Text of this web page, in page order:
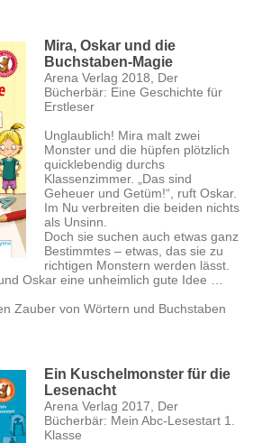
Mira, Oskar und die
Buchstaben-Magie
Arena Verlag 2018, Der
Bücherbär: Eine Geschichte für
Erstleser
Unglaublich! Mira malt zwei
Monster und die hüpfen plötzlich
quicklebendig durchs
Klassenzimmer. „Das sind
Geheuer und Getüm!“, ruft Oskar.
Im Nu verbreiten die beiden nichts
als Unsinn.
Doch sie suchen auch etwas ganz
Bestimmtes – etwas, das sie zu
richtigen Monstern werden lässt.
Oskar eine unheimlich gute Idee …
Zauber von Wörtern und Buchstaben
Ein Kuschelmonster für die
Lesenacht
Arena Verlag 2017, Der
Bücherbär: Mein Abc-Lesestart 1.
Klasse